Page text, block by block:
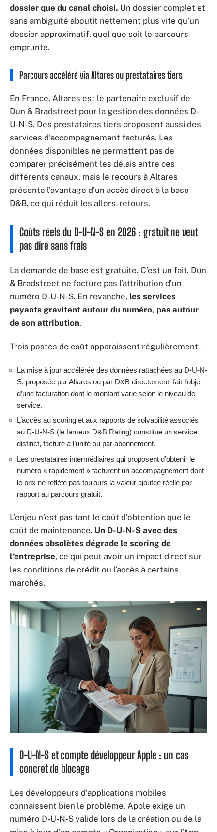
dossier que du canal choisi. Un dossier complet et
sans ambiguïté aboutit nettement plus vite qu’un
dossier approximatif, quel que soit le parcours
emprunté.
Parcours accéléré via Altares ou prestataires tiers
En France, Altares est le partenaire exclusif de
Dun & Bradstreet pour la gestion des données D-
U-N-S. Des prestataires tiers proposent aussi des
services d’accompagnement facturés. Les
données disponibles ne permettent pas de
comparer précisément les délais entre ces
différents canaux, mais le recours à Altares
présente l’avantage d’un accès direct à la base
D&B, ce qui réduit les allers-retours.
Coûts réels du D-U-N-S en 2026 : gratuit ne veut
pas dire sans frais
La demande de base est gratuite. C’est un fait. Dun
& Bradstreet ne facture pas l’attribution d’un
numéro D-U-N-S. En revanche, les services
payants gravitent autour du numéro, pas autour
de son attribution.
Trois postes de coût apparaissent régulièrement :
La mise à jour accélérée des données rattachées au D-U-N-
S, proposée par Altares ou par D&B directement, fait l’objet
d’une facturation dont le montant varie selon le niveau de
service.
L’accès au scoring et aux rapports de solvabilité associés
au D-U-N-S (le fameux D&B Rating) constitue un service
distinct, facturé à l’unité ou par abonnement.
Les prestataires intermédiaires qui proposent d’obtenir le
numéro « rapidement » facturent un accompagnement dont
le prix ne reflète pas toujours la valeur ajoutée réelle par
rapport au parcours gratuit.
L’enjeu n’est pas tant le coût d’obtention que le
coût de maintenance. Un D-U-N-S avec des
données obsolètes dégrade le scoring de
l’entreprise, ce qui peut avoir un impact direct sur
les conditions de crédit ou l’accès à certains
marchés.
D-U-N-S et compte développeur Apple : un cas
concret de blocage
Les développeurs d’applications mobiles
connaissent bien le problème. Apple exige un
numéro D-U-N-S valide lors de la création ou de la